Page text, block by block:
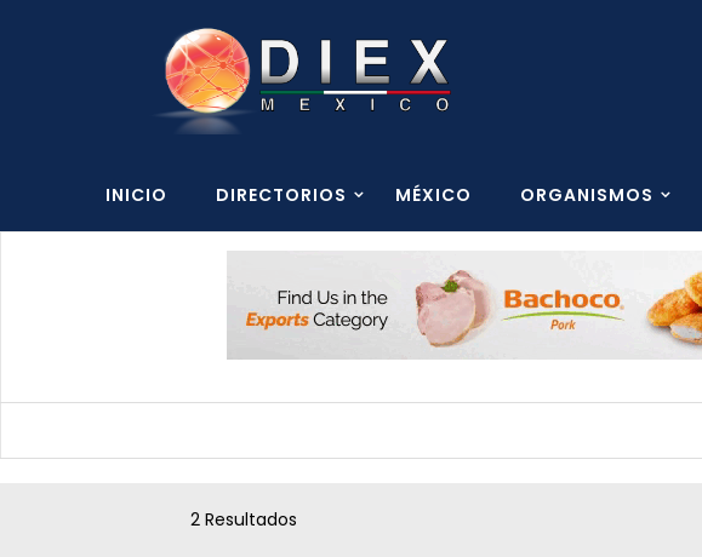
INICIO DIRECTORIOS MÉXICO ORGANISMOS
2 Resultados